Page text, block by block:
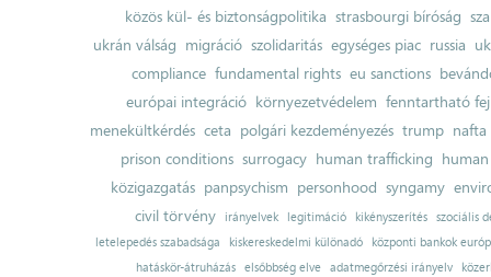
közös kül- és biztonságpolitika strasbourgi bíróság
ukrán válság migráció szolidaritás egységes piac russia
compliance fundamental rights eu sanctions
európai integráció környezetvédelem fenntartható
menekültkérdés ceta polgári kezdeményezés trump nafta
prison conditions surrogacy human trafficking
közigazgatás panpsychism personhood syngamy
civil törvény
irányelvek legitimáció kikényszerítés szociális
letelepedés szabadsága
kiskereskedelmi különadó
központi bankok
hatáskör-átruházás
elsőbbség elve adatmegőrzési irányelv